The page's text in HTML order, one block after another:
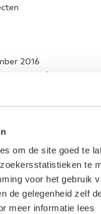
om de site goed te
te
voor het gebruik
de gelegenheid zelf
meer informatie lees
2016
van verhuur
heeft Waldo
overdekte
grote